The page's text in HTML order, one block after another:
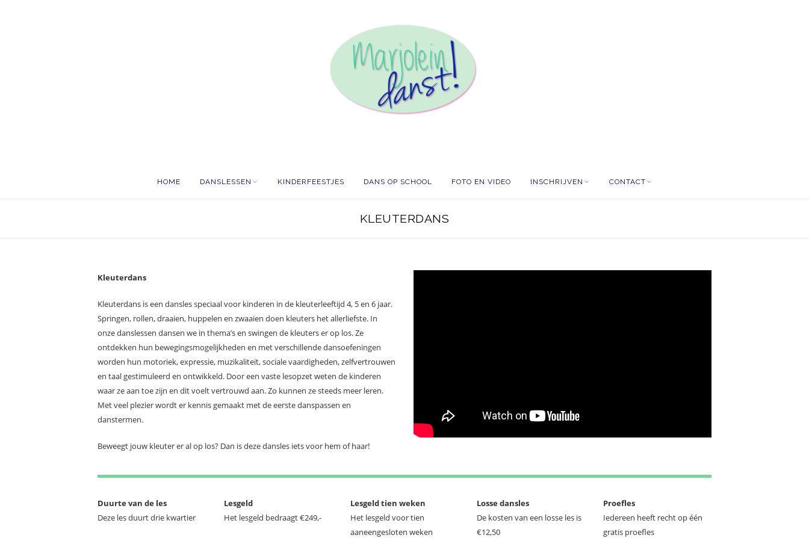
HOME DANSLESSEN KINDERFEESTJES DANS OP SCHOOL FOTO EN VIDEO INSCHRIJVEN CONTACT
KLEUTERDANS
Kleuterdans
Kleuterdans is een dansles speciaal voor kinderen in de kleuterleeftijd 4, 5 en 6 jaar.
Springen, rollen, draaien, huppelen en zwaaien doen kleuters het allerliefste. In
onze danslessen dansen we in thema’s en swingen de kleuters er op los. Ze
ontdekken hun bewegingsmogelijkheden en met verschillende dansoefeningen
worden hun motoriek, expressie, muzikaliteit, sociale vaardigheden, zelfvertrouwen
en taal gestimuleerd en ontwikkeld. Door een vaste lesopzet weten de kinderen
waar ze aan toe zijn en dit voelt vertrouwd aan. Zo kunnen ze steeds meer leren.
Met veel plezier wordt er kennis gemaakt met de eerste danspassen en
danstermen.
Beweegt jouw kleuter er al op los? Dan is deze dansles iets voor hem of haar!
Duurte van de les
Deze les duurt drie kwartier
Lesgeld
Het lesgeld bedraagt €249,-
Lesgeld tien weken
Het lesgeld voor tien
aaneengesloten weken
Losse dansles
De kosten van een losse les is
€12,50
Proefles
Iedereen heeft recht op één
gratis proefles